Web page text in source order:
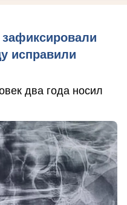
исправили
два года носил